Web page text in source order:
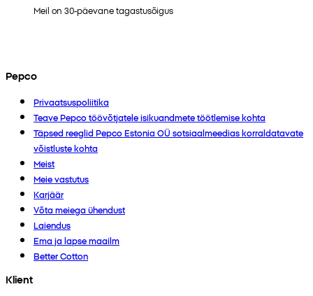
Meil on 30-päevane tagastusõigus
Pepco
Privaatsuspoliitika
Teave Pepco töövõtjatele isikuandmete töötlemise kohta
Täpsed reeglid Pepco Estonia OÜ sotsiaalmeedias korraldatavate
võistluste kohta
Meist
Meie vastutus
Karjäär
Võta meiega ühendust
Laiendus
Ema ja lapse maailm
Better Cotton
Klient